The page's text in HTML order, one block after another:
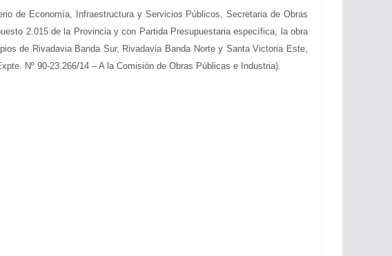
de Economía, Infraestructura y Servicios Públicos, Secretaria de Obras
2.015 de la Provincia y con Partida Presupuestaria específica, la obra
de Rivadavia Banda Sur, Rivadavia Banda Norte y Santa Victoria Este,
Nº 90-23.266/14 – A la Comisión de Obras Públicas e Industria).